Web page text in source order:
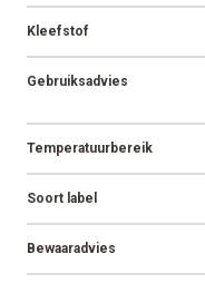
Kleefstof
Gebruiksadvies
Temperatuurbereik
Soort label
Bewaaradvies